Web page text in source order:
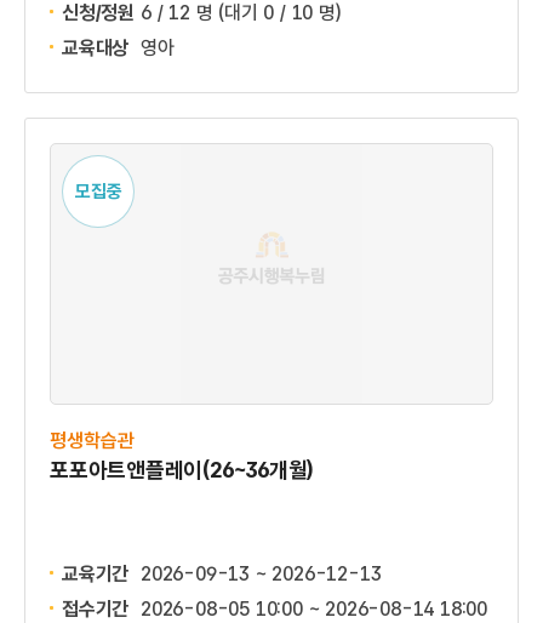
신청/정원 6 / 12 명 (대기 0 / 10 명)
교육대상 영아
모집중
평생학습관
포포아트앤플레이(26~36개월)
교육기간 2026-09-13 ~ 2026-12-13
접수기간 2026-08-05 10:00 ~ 2026-08-14 18:00